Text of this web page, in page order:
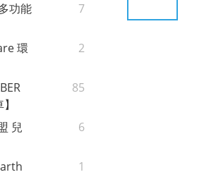
功能
7
環
2
85
兒
6
1